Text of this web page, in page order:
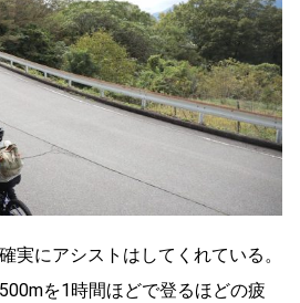
実にアシストはしてくれている。
を1時間ほどで登るほどの疲